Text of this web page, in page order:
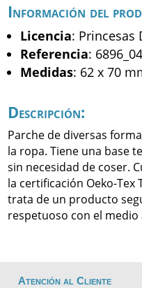
Información del
Licencia: Princesas
Referencia: 6896_04
Medidas: 62 x 70
Descripción:
Parche de diversas
la ropa. Tiene una base
sin necesidad de coser.
la certificación Oeko-Tex
trata de un producto
respetuoso con el medio
Atención al Cliente